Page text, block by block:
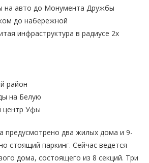
на авто до Монумента Дружбы
до набережной
инфраструктура в радиусе 2х
район
на Белую
центр Уфы
предусмотрено два жилых дома и 9-
стоящий паркинг. Сейчас ведется
дома, состоящего из 8 секций. Три